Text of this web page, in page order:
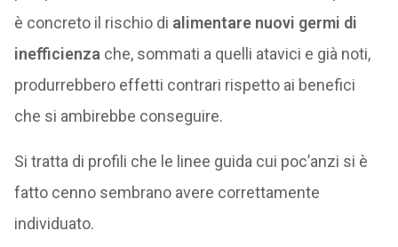
è concreto il rischio di alimentare nuovi germi di
inefficienza che, sommati a quelli atavici e già noti,
produrrebbero effetti contrari rispetto ai benefici
che si ambirebbe conseguire.
Si tratta di profili che le linee guida cui poc’anzi si è
fatto cenno sembrano avere correttamente
individuato.